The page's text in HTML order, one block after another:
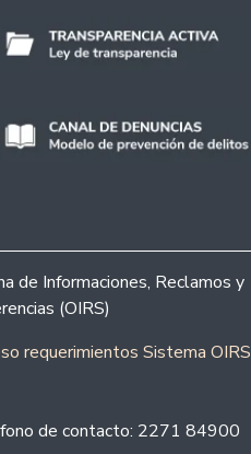
de Informaciones, Reclamos y
(OIRS)
requerimientos Sistema OIRS
de contacto: 2271 84900